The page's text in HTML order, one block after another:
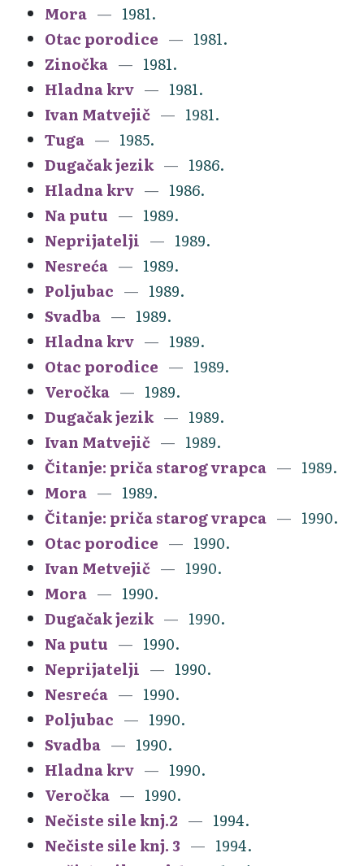
Mora
1981.
Otac porodice
1981.
Zinočka
1981.
Hladna krv
1981.
Ivan Matvejič
1981.
Tuga
1985.
Dugačak jezik
1986.
Hladna krv
1986.
Na putu
1989.
Neprijatelji
1989.
Nesreća
1989.
Poljubac
1989.
Svadba
1989.
Hladna krv
1989.
Otac porodice
1989.
Veročka
1989.
Dugačak jezik
1989.
Ivan Matvejič
1989.
Čitanje: priča starog vrapca
1989.
Mora
1989.
Čitanje: priča starog vrapca
1990.
Otac porodice
1990.
Ivan Metvejič
1990.
Mora
1990.
Dugačak jezik
1990.
Na putu
1990.
Neprijatelji
1990.
Nesreća
1990.
Poljubac
1990.
Svadba
1990.
Hladna krv
1990.
Veročka
1990.
Nečiste sile knj.2
1994.
Nečiste sile knj. 3
1994.